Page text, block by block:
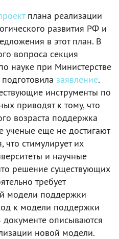
плана реализации
развития РФ и
в этот план. В
вопроса секция
науке при Министерстве
заявление.
инструменты по
приводят к тому, что
возраста поддержка
ученые еще не достигают
что стимулирует их
и научные
решение существующих
требует
модели поддержки
к модели поддержки
описываются
новой модели.